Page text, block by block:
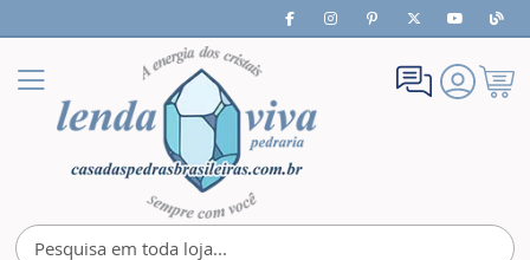
Nav
Meu